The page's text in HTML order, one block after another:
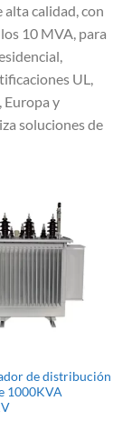
calidad, con
10 MVA, para
UL,
Europa y
soluciones de
de distribución
1000KVA